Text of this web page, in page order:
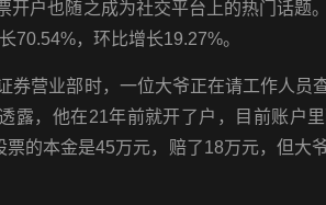
户也随之成为社交平台上的热门话题
70.54%，环比增长19.27%。
营业部时，一位大爷正在请工作人员
露，他在21年前就开了户，目前账户
的本金是45万元，赔了18万元，但大